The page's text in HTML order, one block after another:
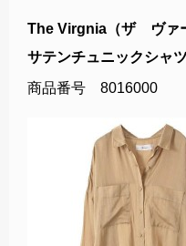
The Virgnia（ザ ヴァ
サテンチュニックシャツ
商品番号 8016000